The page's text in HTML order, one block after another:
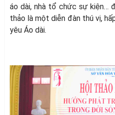
áo dài, nhà tổ chức sự kiện…
thảo là một diễn đàn thú vị,
yêu Áo dài.